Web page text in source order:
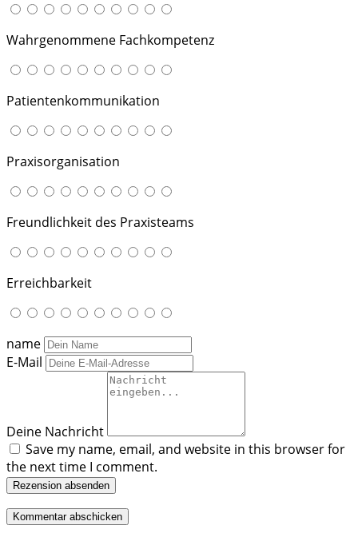
Wahrgenommene Fachkompetenz
Patientenkommunikation
Praxisorganisation
Freundlichkeit des Praxisteams
Erreichbarkeit
name
E-Mail
Deine Nachricht
Save my name, email, and website in this browser for
the next time I comment.
Rezension absenden